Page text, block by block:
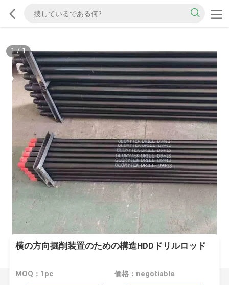
1/1
横の方向掘削装置のための構造HDDドリルロッド
MOQ：1pc 価格：negotiable